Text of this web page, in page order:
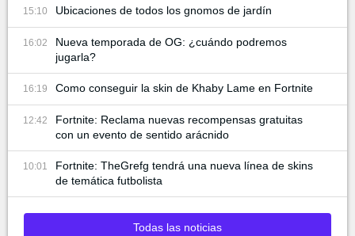
15:10 Ubicaciones de todos los gnomos de jardín
16:02
Nueva temporada de OG: ¿cuándo podremos
jugarla?
16:19 Como conseguir la skin de Khaby Lame en Fortnite
12:42
Fortnite: Reclama nuevas recompensas gratuitas
con un evento de sentido arácnido
10:01
Fortnite: TheGrefg tendrá una nueva línea de skins
de temática futbolista
Todas las noticias